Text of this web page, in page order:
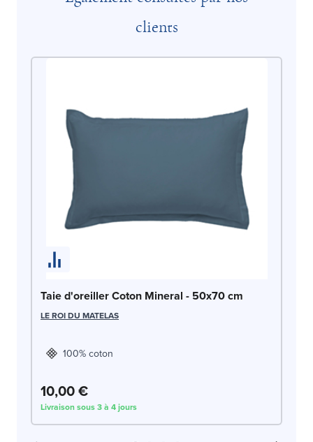
clients
Taie d'oreiller Coton Mineral - 50x70 cm
LE ROI DU MATELAS
100% coton
10,00 €
Livraison sous 3 à 4 jours